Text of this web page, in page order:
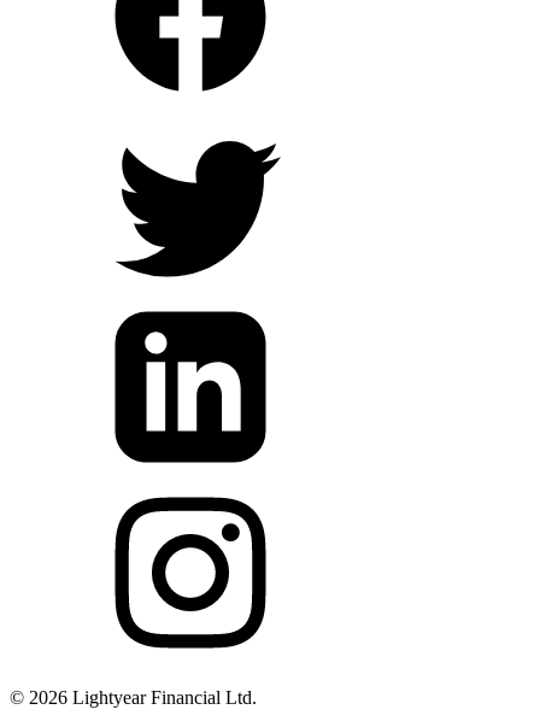
© 2026 Lightyear Financial Ltd.